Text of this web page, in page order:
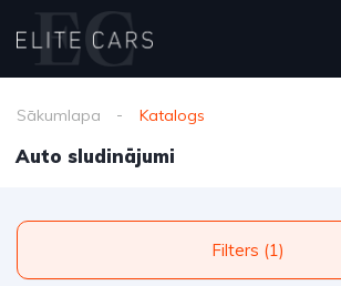
Sākumlapa Katalogs
Auto sludinājumi
Filters (1)